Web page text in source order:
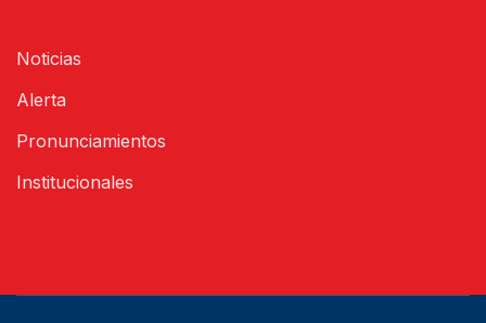
Noticias
Alerta
Pronunciamientos
Institucionales